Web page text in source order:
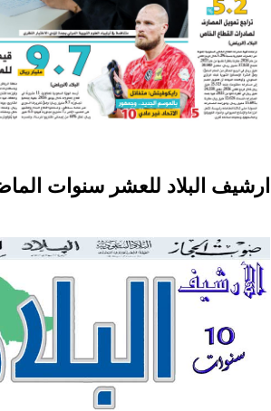
ارشيف البلاد للعشر سنوات